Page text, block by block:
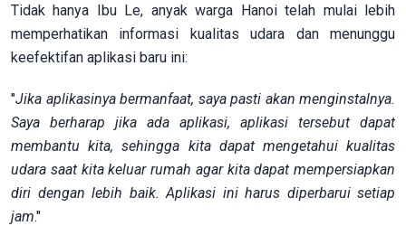
Tidak hanya Ibu Le, anyak warga Hanoi telah mulai lebih
memperhatikan informasi kualitas udara dan menunggu
keefektifan aplikasi baru ini:
"Jika aplikasinya bermanfaat, saya pasti akan menginstalnya.
Saya berharap jika ada aplikasi, aplikasi tersebut dapat
membantu kita, sehingga kita dapat mengetahui kualitas
udara saat kita keluar rumah agar kita dapat mempersiapkan
diri dengan lebih baik. Aplikasi ini harus diperbarui setiap
jam."